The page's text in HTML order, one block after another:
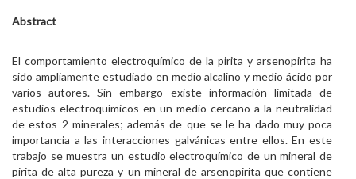
Abstract
El comportamiento electroquímico de la pirita y arsenopirita ha
sido ampliamente estudiado en medio alcalino y medio ácido por
varios autores. Sin embargo existe información limitada de
estudios electroquímicos en un medio cercano a la neutralidad
de estos 2 minerales; además de que se le ha dado muy poca
importancia a las interacciones galvánicas entre ellos. En este
trabajo se muestra un estudio electroquímico de un mineral de
pirita de alta pureza y un mineral de arsenopirita que contiene